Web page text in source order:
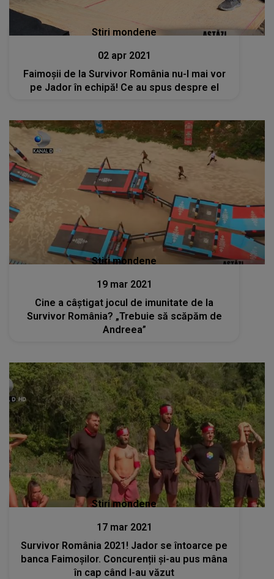
Stiri mondene
02 apr 2021
Faimoșii de la Survivor România nu-l mai vor
pe Jador în echipă! Ce au spus despre el
Stiri mondene
19 mar 2021
Cine a câștigat jocul de imunitate de la
Survivor România? „Trebuie să scăpăm de
Andreea”
Stiri mondene
17 mar 2021
Survivor România 2021! Jador se întoarce pe
banca Faimoșilor. Concurenții și-au pus mâna
în cap când l-au văzut